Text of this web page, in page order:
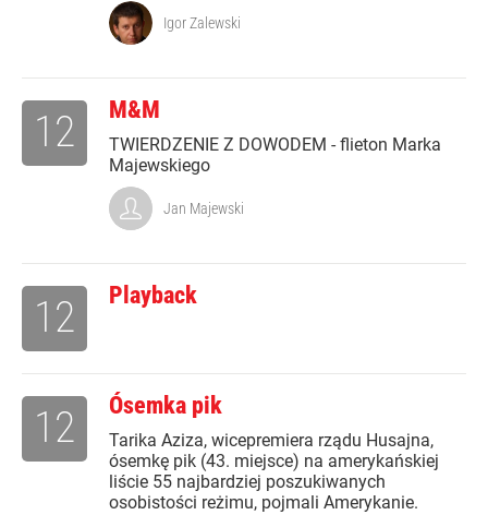
Igor Zalewski
M&M
TWIERDZENIE Z DOWODEM - flieton Marka
Majewskiego
12
Jan Majewski
Playback
12
Ósemka pik
Tarika Aziza, wicepremiera rządu Husajna,
ósemkę pik (43. miejsce) na amerykańskiej
liście 55 najbardziej poszukiwanych
osobistości reżimu, pojmali Amerykanie.
12